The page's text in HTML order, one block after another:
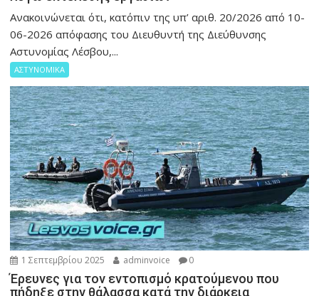
Ανακοινώνεται ότι, κατόπιν της υπ’ αριθ. 20/2026 από 10-
06-2026 απόφασης του Διευθυντή της Διεύθυνσης
Αστυνομίας Λέσβου,...
ΑΣΤΥΝΟΜΙΚΑ
1 Σεπτεμβρίου 2025 adminvoice 0
Έρευνες για τον εντοπισμό κρατούμενου που
πήδηξε στην θάλασσα κατά την διάρκεια